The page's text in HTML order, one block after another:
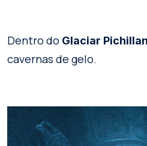
Dentro do Glaciar
cavernas de gelo.